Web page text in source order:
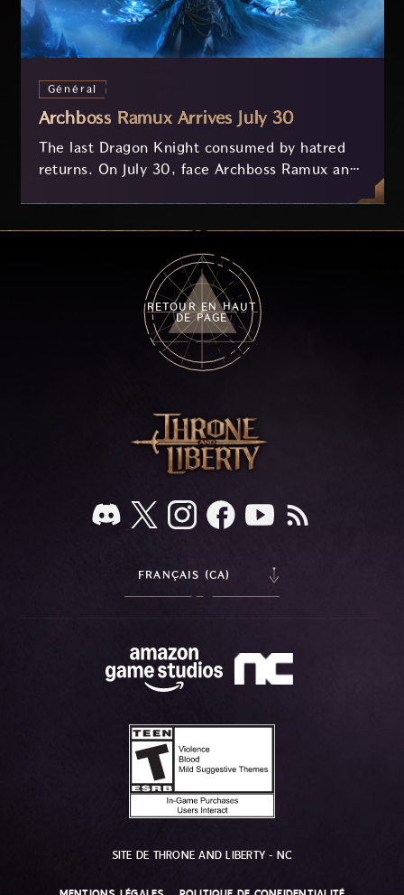
Général
Archboss Ramux Arrives July 30
The last Dragon Knight consumed by hatred
returns. On July 30, face Archboss Ramux and
key combat mechanics, the Ballista, and the
new Archboss equipment that awaits.
RETOUR EN HAUT
DE PAGE
FRANÇAIS (CA)
SITE DE THRONE AND LIBERTY - NC